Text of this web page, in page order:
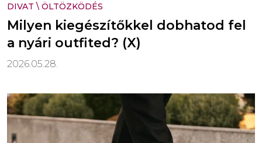
DIVAT \ ÖLTÖZKÖDÉS
Milyen kiegészítőkkel dobhatod fel
a nyári outfited? (X)
2026.05.28.